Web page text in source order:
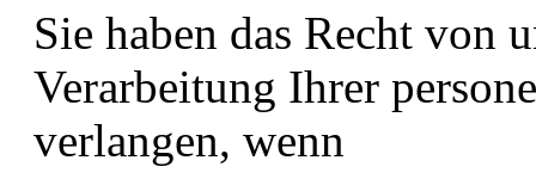
Sie haben das Recht von
Verarbeitung Ihrer
verlangen, wenn